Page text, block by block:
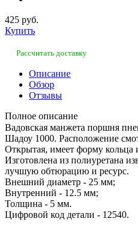
425 руб.
Купить
Рассчитать доставку
Описание
Обзор
Отзывы
Полное описание
Вадовская манжета поршня
Шадоу 1000. Расположение
Открытая, имеет форму кольца
Изготовлена из полиуретана
лучшую обтюрацию и ресурс.
Внешний диаметр - 25 мм;
Внутренний - 12.5 мм;
Толщина - 5 мм.
Цифровой код детали - 12540.